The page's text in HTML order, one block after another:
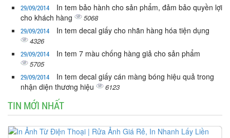
29/09/2014
In tem bảo hành cho sản phẩm, đảm bảo quyền lợi
cho khách hàng
5068
29/09/2014 In tem decal giấy cho nhãn hàng hóa tiện dụng
4326
29/09/2014 In tem 7 màu chống hàng giả cho sản phẩm
5705
29/09/2014
In tem decal giấy cán màng bóng hiệu quả trong
nhận diện thương hiệu
6123
TIN MỚI NHẤT